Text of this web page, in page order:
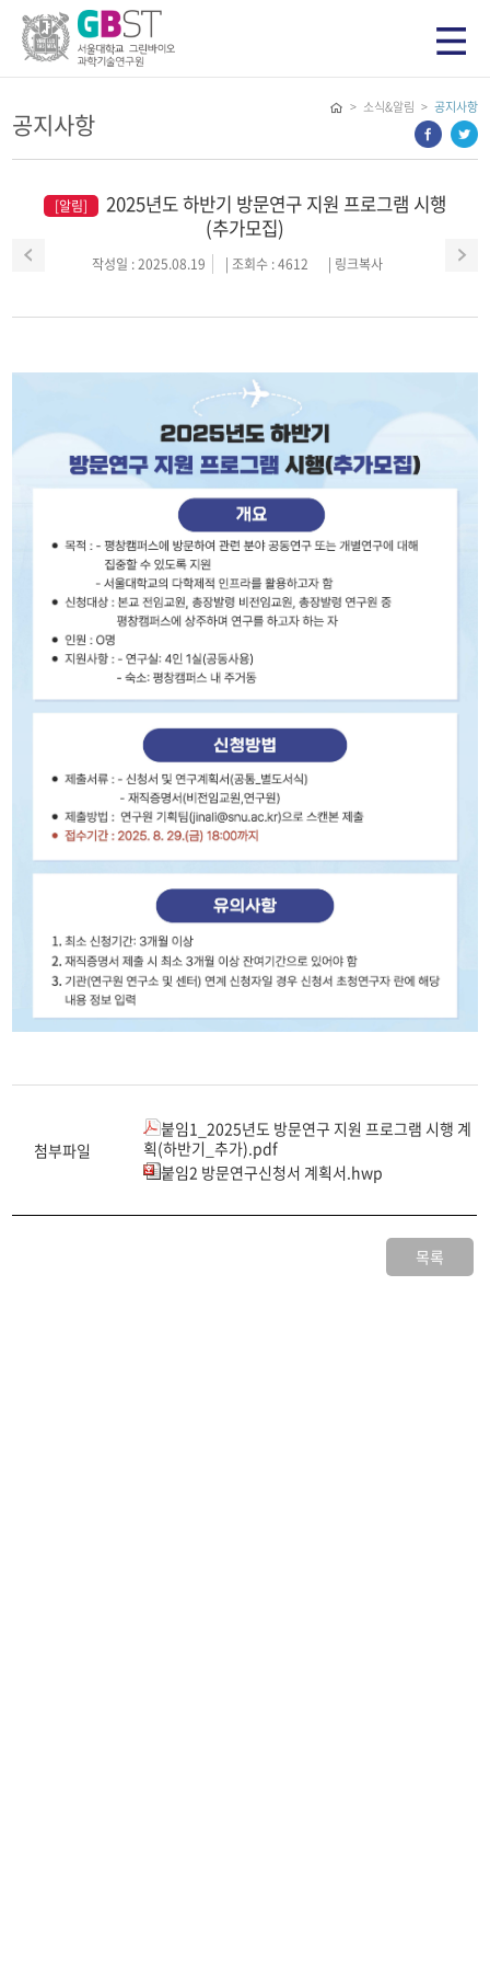
공지사항
> 소식&알림 > 공지사항
[알림]
2025년도 하반기 방문연구 지원 프로그램 시행
(추가모집)
작성일 : 2025.08.19 | 조회수 : 4612 | 링크복사
첨부파일
붙임1_2025년도 방문연구 지원 프로그램 시행 계
획(하반기_추가).pdf
붙임2 방문연구신청서 계획서.hwp
목록